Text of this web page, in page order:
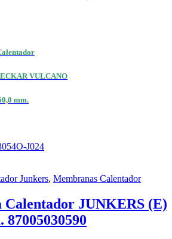
VULCANO
mm.
J024
Junkers, Membranas Calentador
Calentador JUNKERS (E)